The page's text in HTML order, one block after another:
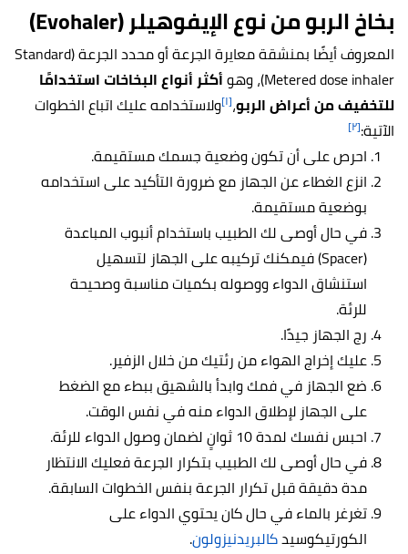
بخاخ الربو من نوع الإيفوهيلر (Evohaler)
المعروف أيضًا بمنشقة معايرة الجرعة أو محدد الجرعة (Standard
Metered dose inhaler)، وهو
أكثر أنواع البخاخات استخدامًا
للتخفيف من أعراض الربو،[١] ولاستخدامه عليك اتباع الخطوات
الآتية:[٢]
احرص على أن تكون وضعية جسمك مستقيمة.
انزع الغطاء عن الجهاز مع ضرورة التأكيد على استخدامه
بوضعية مستقيمة.
في حال أوصى لك الطبيب باستخدام أنبوب المباعدة
(Spacer) فيمكنك تركيبه على الجهاز لتسهيل
استنشاق الدواء ووصوله بكميات مناسبة وصحيحة
للرئة.
رج الجهاز جيدًا.
عليك إخراج الهواء من رئتيك من خلال الزفير.
ضع الجهاز في فمك وابدأ بالشهيق ببطء مع الضغط
على الجهاز لإطلاق الدواء منه في نفس الوقت.
احبس نفسك لمدة 10 ثوانٍ لضمان وصول الدواء للرئة.
في حال أوصى لك الطبيب بتكرار الجرعة فعليك الانتظار
مدة دقيقة قبل تكرار الجرعة بنفس الخطوات السابقة.
تغرغر بالماء في حال كان يحتوي الدواء على
الكورتيكوسيدكالبريدنيزولون.